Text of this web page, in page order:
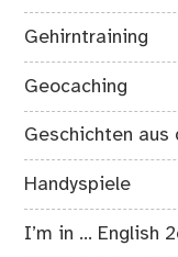
Gehirntraining
Geocaching
Geschichten aus
Handyspiele
I’m in … English